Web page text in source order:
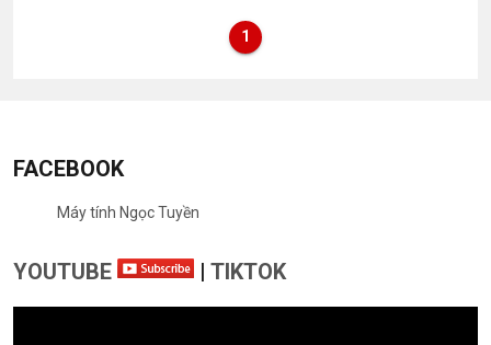
1
FACEBOOK
Máy tính Ngọc Tuyền
YOUTUBE | TIKTOK